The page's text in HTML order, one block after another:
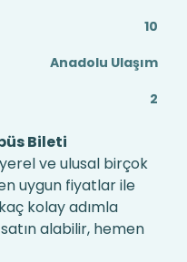
10
Anadolu Ulaşım
2
Bileti
ve ulusal birçok
uygun fiyatlar ile
kolay adımla
alabilir, hemen